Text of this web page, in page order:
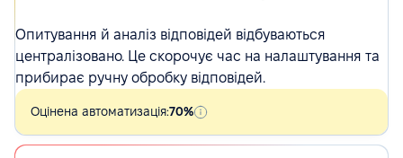
Опитування й аналіз відповідей відбуваються
централізовано. Це скорочує час на налаштування та
прибирає ручну обробку відповідей.
Оцінена автоматизація:70%